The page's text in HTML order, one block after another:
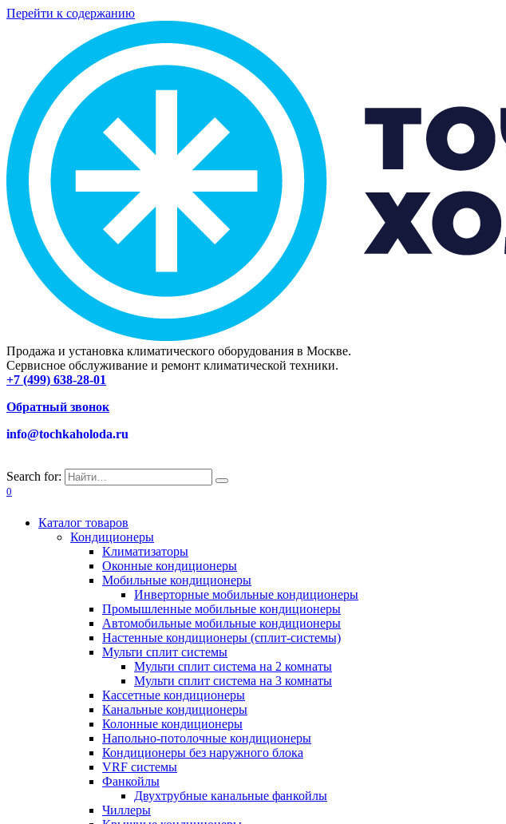
Перейти к содержанию
Продажа и установка климатического оборудования в Москве.
Сервисное обслуживание и ремонт климатической техники.
+7 (499) 638-28-01
Обратный звонок
info@tochkaholoda.ru
Search for:
0
Каталог товаров
Кондиционеры
Климатизаторы
Оконные кондиционеры
Мобильные кондиционеры
Инверторные мобильные кондиционеры
Промышленные мобильные кондиционеры
Автомобильные мобильные кондиционеры
Настенные кондиционеры (сплит-системы)
Мульти сплит системы
Мульти сплит система на 2 комнаты
Мульти сплит система на 3 комнаты
Кассетные кондиционеры
Канальные кондиционеры
Колонные кондиционеры
Напольно-потолочные кондиционеры
Кондиционеры без наружного блока
VRF системы
Фанкойлы
Двухтрубные канальные фанкойлы
Чиллеры